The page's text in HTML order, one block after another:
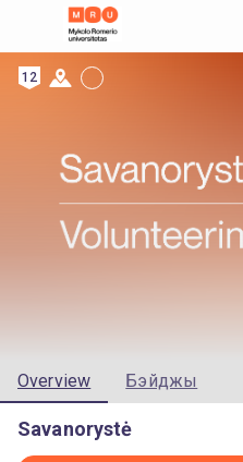
12
Overview Бэйджы
Savanorystė